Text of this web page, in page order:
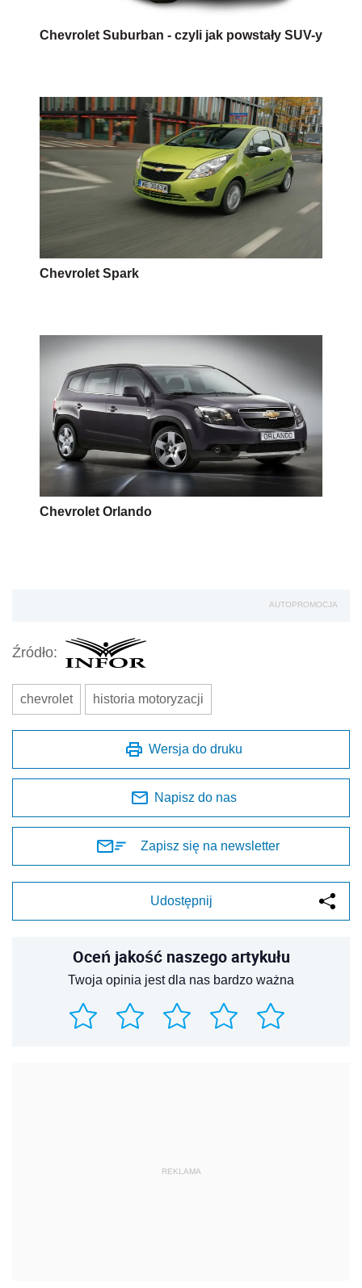
Chevrolet Suburban - czyli jak powstały SUV-y
Chevrolet Spark
Chevrolet Orlando
AUTOPROMOCJA
Źródło:
chevrolet historia motoryzacji
Wersja do druku
Napisz do nas
Zapisz się na newsletter
Udostępnij
Oceń jakość naszego artykułu
Twoja opinia jest dla nas bardzo ważna
REKLAMA